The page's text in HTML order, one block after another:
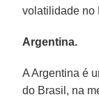
volatilidade no
Argentina.
A Argentina é
do Brasil, na